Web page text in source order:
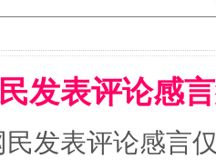
发表评论感
发表评论感言